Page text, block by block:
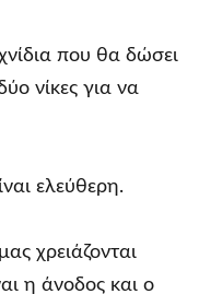
που θα δώσει
νίκες για να
ελεύθερη.
χρειάζονται
η άνοδος και ο